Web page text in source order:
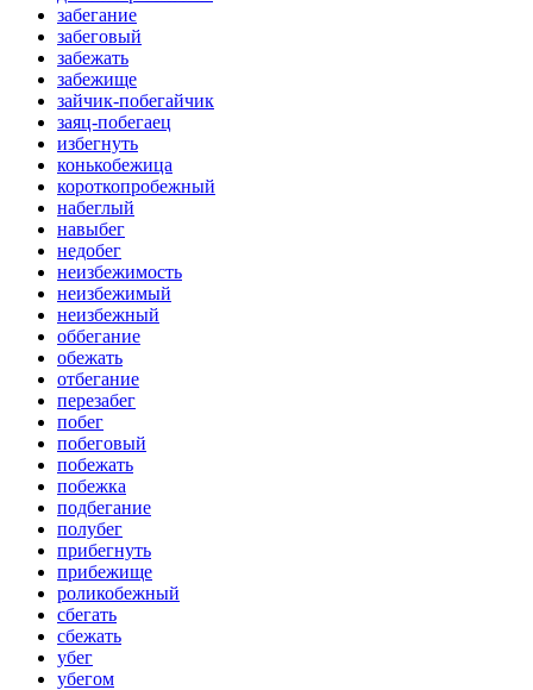
забегание
забеговый
забежать
забежище
зайчик-побегайчик
заяц-побегаец
избегнуть
конькобежица
короткопробежный
набеглый
навыбег
недобег
неизбежимость
неизбежимый
неизбежный
оббегание
обежать
отбегание
перезабег
побег
побеговый
побежать
побежка
подбегание
полубег
прибегнуть
прибежище
роликобежный
сбегать
сбежать
убег
убегом